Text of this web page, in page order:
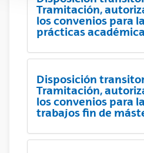
Tramitación,
los convenios para
prácticas
Disposición
Tramitación,
los convenios para
trabajos fin de